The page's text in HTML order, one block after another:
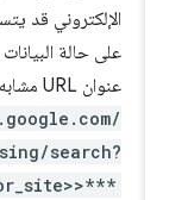
الإلكتروني قد
على حالة البيانات
عنوان URL مشابه لما يلي:
search?